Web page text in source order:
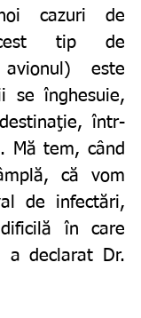
cazuri de
tip de
este
se înghesuie,
într-
Mă tem, când
că vom
de infectări,
în care
a declarat Dr.